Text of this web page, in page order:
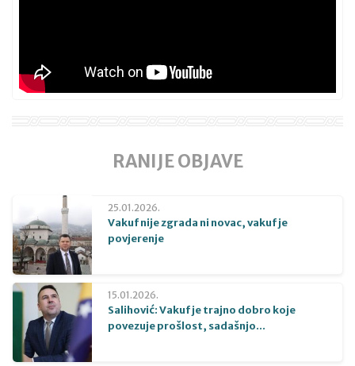
RANIJE OBJAVE
25.01.2026.
Vakuf nije zgrada ni novac, vakuf je
povjerenje
15.01.2026.
Salihović: Vakuf je trajno dobro koje
povezuje prošlost, sadašnjo...